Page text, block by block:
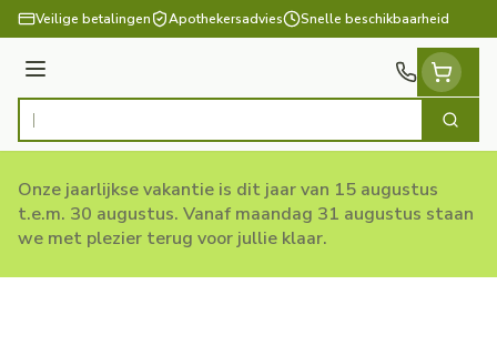
Ga naar de inhoud
Veilige betalingen Apothekersadvies Snelle beschikbaarheid
Menu
Product, merk, categorie... Zoek
Onze jaarlijkse vakantie is dit jaar van 15 augustus
t.e.m. 30 augustus. Vanaf maandag 31 augustus staan
we met plezier terug voor jullie klaar.